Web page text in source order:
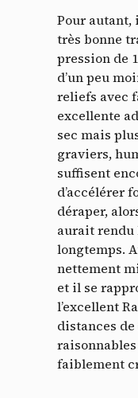
Pour autant,
très bonne
pression de
d’un peu
reliefs avec
excellente
sec mais
graviers,
suffisent
d’accélérer
déraper,
aurait rendu
longtemps.
nettement
et il se
l’excellent
distances
faiblement